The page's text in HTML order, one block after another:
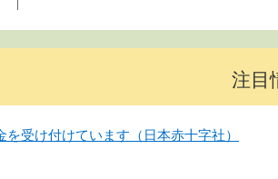
注目
受け付けています（日本赤十字社）